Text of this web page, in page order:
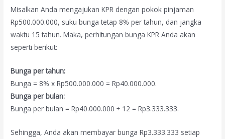
Misalkan Anda mengajukan KPR dengan pokok pinjaman
Rp500.000.000, suku bunga tetap 8% per tahun, dan jangka
waktu 15 tahun. Maka, perhitungan bunga KPR Anda akan
seperti berikut:
Bunga per tahun:
Bunga = 8% x Rp500.000.000 = Rp40.000.000.
Bunga per bulan:
Bunga per bulan = Rp40.000.000 ÷ 12 = Rp3.333.333.
Sehingga, Anda akan membayar bunga Rp3.333.333 setiap